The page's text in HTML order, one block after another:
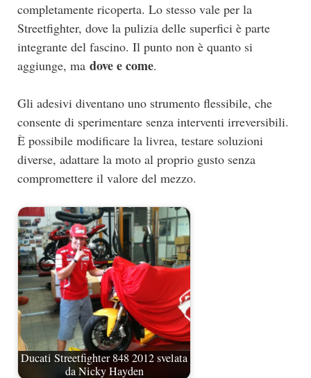
completamente ricoperta. Lo stesso vale per la
Streetfighter, dove la pulizia delle superfici è parte
integrante del fascino. Il punto non è quanto si
aggiunge, ma dove e come.
Gli adesivi diventano uno strumento flessibile, che
consente di sperimentare senza interventi irreversibili.
È possibile modificare la livrea, testare soluzioni
diverse, adattare la moto al proprio gusto senza
compromettere il valore del mezzo.
Ducati Streetfighter 848 2012 svelata
da Nicky Hayden